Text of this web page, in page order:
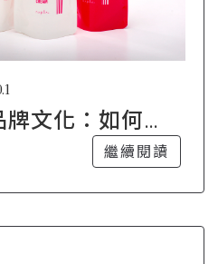
文化：如何傳
繼續閱讀